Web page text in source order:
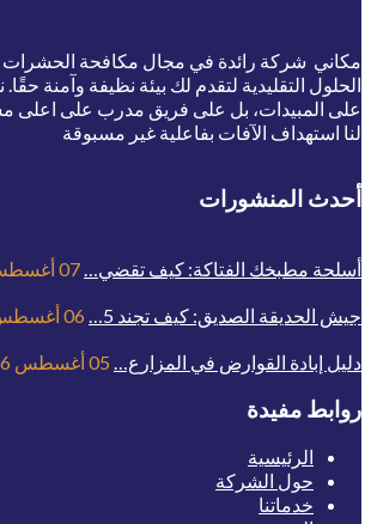
مكاني شركة رائدة في مجال مكافحة الحشرات
الحلول التقليدية لتقدم لك بيئة نظيفة وآمنة
على المبيدات، بل على فريق مدرب على اعلى
لنا استهداف الآفات بفاعلية غير مسبوقة
أحدث المنشورات
أسلحة مطبخك الفتاكة: كيف تقضي…07 أغسطس 26
جيش الحديقة الصديق: كيف تجند 5… 06 أغسطس 26
دليل إبادة القوارض في المزارع… 05 أغسطس 26
روابط مفيدة
الرئيسية
حول الشركة
خدماتنا